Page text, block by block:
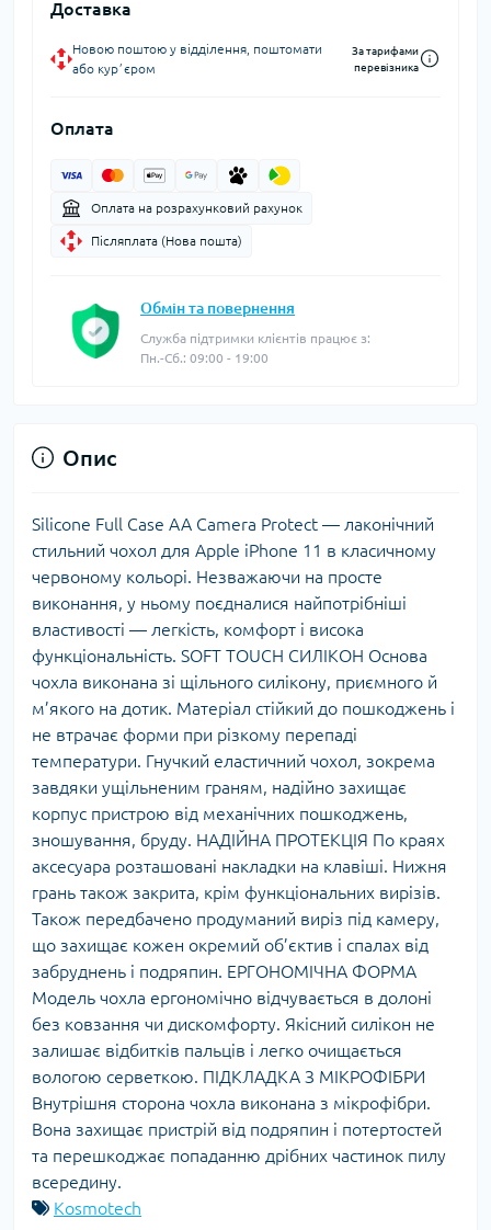
Доставка
Новою поштою у відділення, поштомати
або курʼєром
За тарифами
перевізника
Оплата
Оплата на розрахунковий рахунок
Післяплата (Нова пошта)
Обмін та повернення
Служба підтримки клієнтів працює з:
Пн.-Сб.: 09:00 - 19:00
Опис
Silicone Full Case AA Camera Protect — лаконічний
стильний чохол для Apple iPhone 11 в класичному
червоному кольорі. Незважаючи на просте
виконання, у ньому поєдналися найпотрібніші
властивості — легкість, комфорт і висока
функціональність. SOFT TOUCH СИЛІКОН Основа
чохла виконана зі щільного силікону, приємного й
м’якого на дотик. Матеріал стійкий до пошкоджень і
не втрачає форми при різкому перепаді
температури. Гнучкий еластичний чохол, зокрема
завдяки ущільненим граням, надійно захищає
корпус пристрою від механічних пошкоджень,
зношування, бруду. НАДІЙНА ПРОТЕКЦІЯ По краях
аксесуара розташовані накладки на клавіші. Нижня
грань також закрита, крім функціональних вирізів.
Також передбачено продуманий виріз під камеру,
що захищає кожен окремий об’єктив і спалах від
забруднень і подряпин. ЕРГОНОМІЧНА ФОРМА
Модель чохла ергономічно відчувається в долоні
без ковзання чи дискомфорту. Якісний силікон не
залишає відбитків пальців і легко очищається
вологою серветкою. ПІДКЛАДКА З МІКРОФІБРИ
Внутрішня сторона чохла виконана з мікрофібри.
Вона захищає пристрій від подряпин і потертостей
та перешкоджає попаданню дрібних частинок пилу
всередину.
Kosmotech